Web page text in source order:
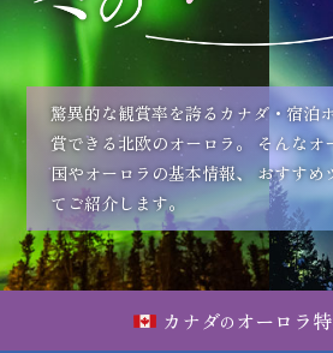
驚異的な観賞率を誇るカナダ・宿泊
賞できる北欧のオーロラ。
そんなオ
国やオーロラの基本情報、
おすすめ
てご紹介します。
カナダの オーロラ